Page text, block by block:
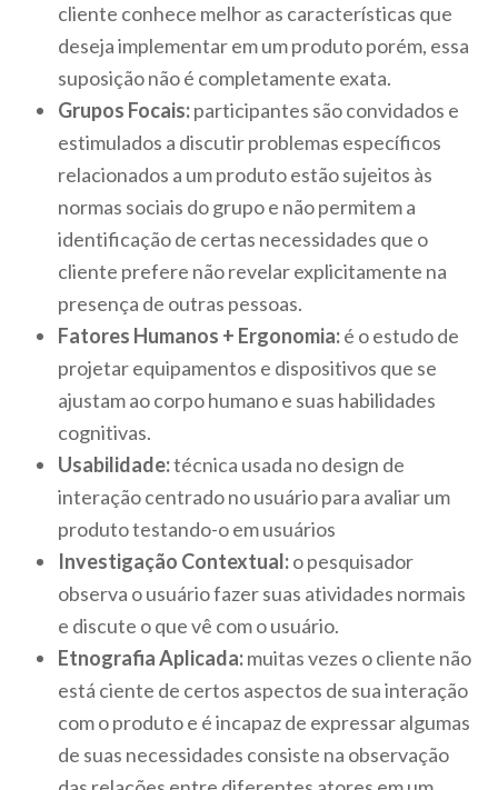
cliente conhece melhor as características que
deseja implementar em um produto porém, essa
suposição não é completamente exata.
Grupos Focais:participantes são convidados e
estimulados a discutir problemas específicos
relacionados a um produto estão sujeitos às
normas sociais do grupo e não permitem a
identificação de certas necessidades que o
cliente prefere não revelar explicitamente na
presença de outras pessoas.
Fatores Humanos + Ergonomia:é o estudo de
projetar equipamentos e dispositivos que se
ajustam ao corpo humano e suas habilidades
cognitivas.
Usabilidade:técnica usada no design de
interação centrado no usuário para avaliar um
produto testando-o em usuários
Investigação Contextual:o pesquisador
observa o usuário fazer suas atividades normais
e discute o que vê com o usuário.
Etnografia Aplicada:muitas vezes o cliente não
está ciente de certos aspectos de sua interação
com o produto e é incapaz de expressar algumas
de suas necessidades consiste na observação